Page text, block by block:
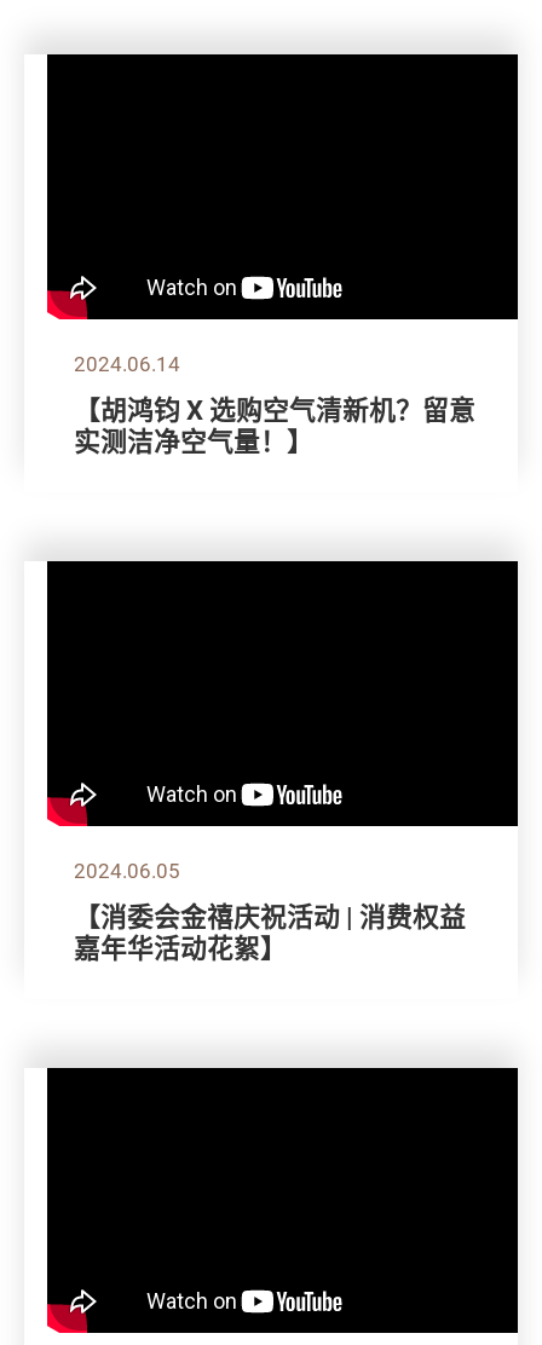
2024.06.14
【胡鸿钧 X 选购空气清新机？留意
实测洁净空气量！】
2024.06.05
【消委会金禧庆祝活动 | 消费权益
嘉年华活动花絮】